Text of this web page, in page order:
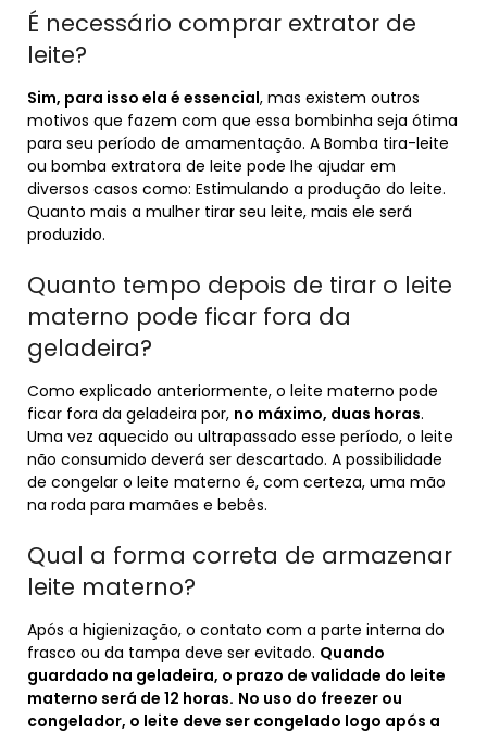
É necessário comprar extrator de
leite?
Sim, para isso ela é essencial, mas existem outros
motivos que fazem com que essa bombinha seja ótima
para seu período de amamentação. A Bomba tira-leite
ou bomba extratora de leite pode lhe ajudar em
diversos casos como: Estimulando a produção do leite.
Quanto mais a mulher tirar seu leite, mais ele será
produzido.
Quanto tempo depois de tirar o leite
materno pode ficar fora da
geladeira?
Como explicado anteriormente, o leite materno pode
ficar fora da geladeira por, no máximo, duas horas.
Uma vez aquecido ou ultrapassado esse período, o leite
não consumido deverá ser descartado. A possibilidade
de congelar o leite materno é, com certeza, uma mão
na roda para mamães e bebês.
Qual a forma correta de armazenar
leite materno?
Após a higienização, o contato com a parte interna do
frasco ou da tampa deve ser evitado. Quando
guardado na geladeira, o prazo de validade do leite
materno será de 12 horas. No uso do freezer ou
congelador, o leite deve ser congelado logo após a